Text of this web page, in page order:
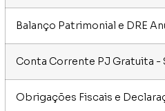
Balanço Patrimonial e DRE
Conta Corrente PJ Gratuita -
Obrigações Fiscais e